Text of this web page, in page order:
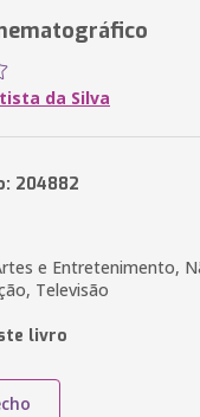
da Silva
204882
e Entretenimento,
Televisão
livro